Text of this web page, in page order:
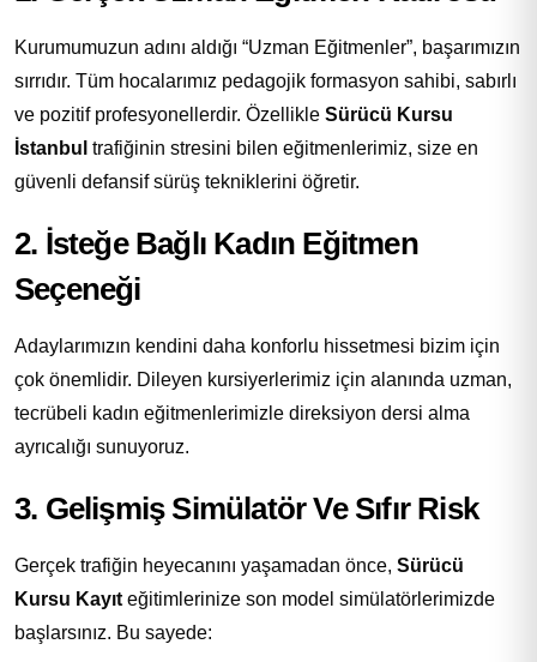
Kurumumuzun adını aldığı “Uzman Eğitmenler”, başarımızın
sırrıdır. Tüm hocalarımız pedagojik formasyon sahibi, sabırlı
ve pozitif profesyonellerdir. Özellikle Sürücü Kursu
İstanbul trafiğinin stresini bilen eğitmenlerimiz, size en
güvenli defansif sürüş tekniklerini öğretir.
2. İsteğe Bağlı Kadın Eğitmen
Seçeneği
Adaylarımızın kendini daha konforlu hissetmesi bizim için
çok önemlidir. Dileyen kursiyerlerimiz için alanında uzman,
tecrübeli kadın eğitmenlerimizle direksiyon dersi alma
ayrıcalığı sunuyoruz.
3. Gelişmiş Simülatör Ve Sıfır Risk
Gerçek trafiğin heyecanını yaşamadan önce, Sürücü
Kursu Kayıt eğitimlerinize son model simülatörlerimizde
başlarsınız. Bu sayede: